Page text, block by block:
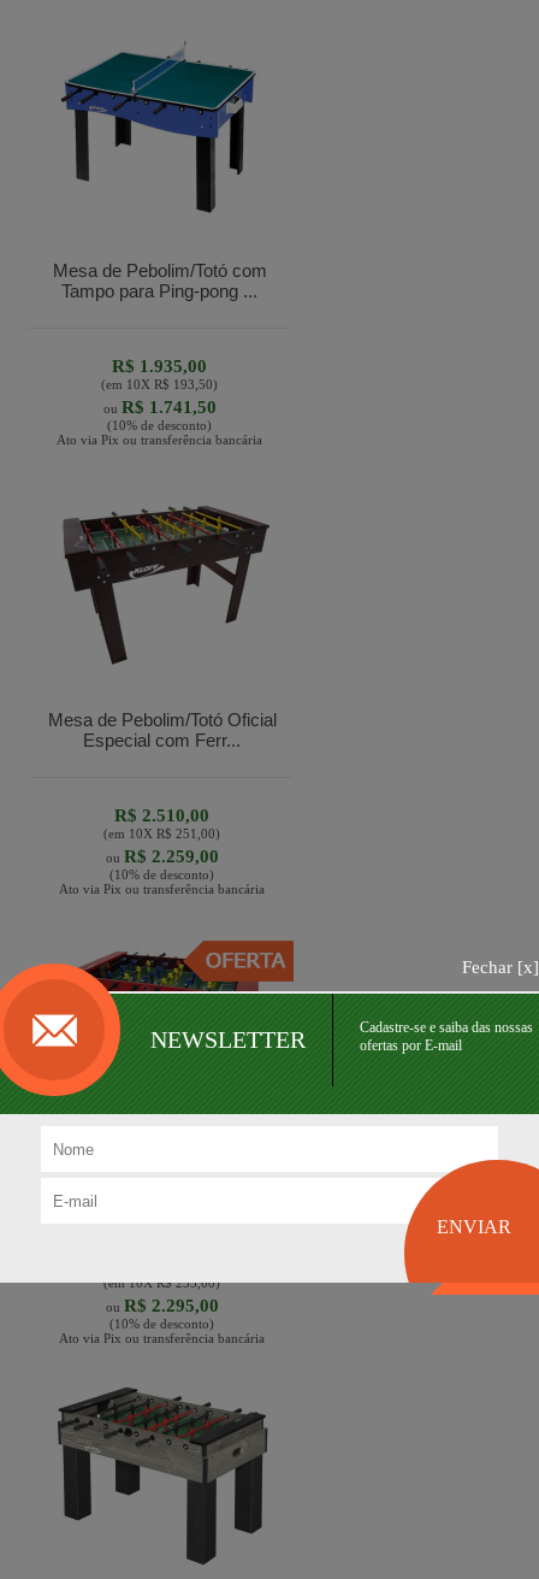
Fechar [x]
NEWSLETTER
Cadastre-se e saiba das nossas
ofertas por E-mail
Mesa de Pebolim/Totó com
Tampo para Ping-pong ...
R$ 1.935,00
(em 10XR$ 193,50)
ou R$ 1.741,50
(10% de desconto)
Ato via Pix ou transferência bancária
Mesa de Pebolim/Totó Oficial
Especial com Ferr...
R$ 2.510,00
(em 10XR$ 251,00)
ou R$ 2.259,00
(10% de desconto)
Ato via Pix ou transferência bancária
(em10XR$ 255,00)
ou R$ 2.295,00
(10% de desconto)
Ato via Pix ou transferência bancária